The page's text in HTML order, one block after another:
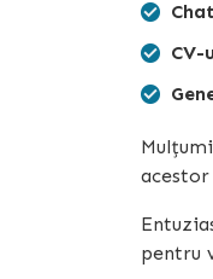
CV-
pentru